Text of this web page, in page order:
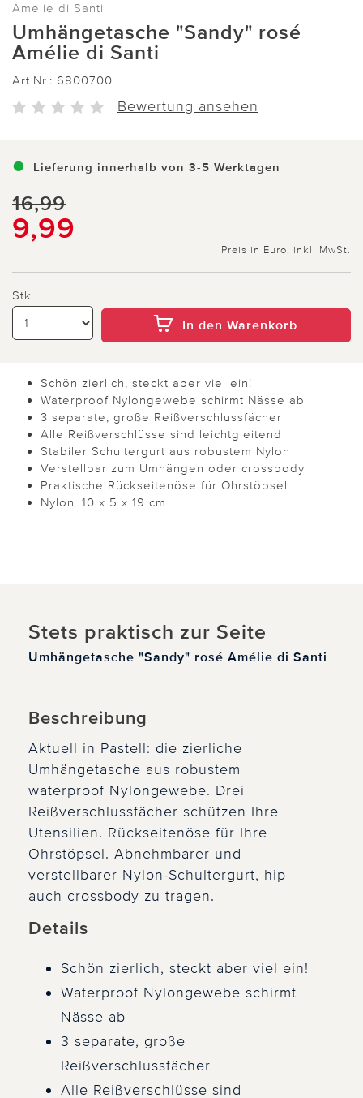
Amelie di Santi
Umhängetasche "Sandy" rosé
Amélie di Santi
Art.Nr.: 6800700
Bewertung ansehen
Lieferung innerhalb von 3-5 Werktagen
16,99
9,99
Preis in Euro, inkl. MwSt.
Stk.
In den Warenkorb
Schön zierlich, steckt aber viel ein!
Waterproof Nylongewebe schirmt Nässe ab
3 separate, große Reißverschlussfächer
Alle Reißverschlüsse sind leichtgleitend
Stabiler Schultergurt aus robustem Nylon
Verstellbar zum Umhängen oder crossbody
Praktische Rückseitenöse für Ohrstöpsel
Nylon. 10 x 5 x 19 cm.
Stets praktisch zur Seite
Umhängetasche "Sandy" rosé Amélie di Santi
Beschreibung
Aktuell in Pastell: die zierliche
Umhängetasche aus robustem
waterproof Nylongewebe. Drei
Reißverschlussfächer schützen Ihre
Utensilien. Rückseitenöse für Ihre
Ohrstöpsel. Abnehmbarer und
verstellbarer Nylon-Schultergurt, hip
auch crossbody zu tragen.
Details
Schön zierlich, steckt aber viel ein!
Waterproof Nylongewebe schirmt
Nässe ab
3 separate, große
Reißverschlussfächer
Alle Reißverschlüsse sind